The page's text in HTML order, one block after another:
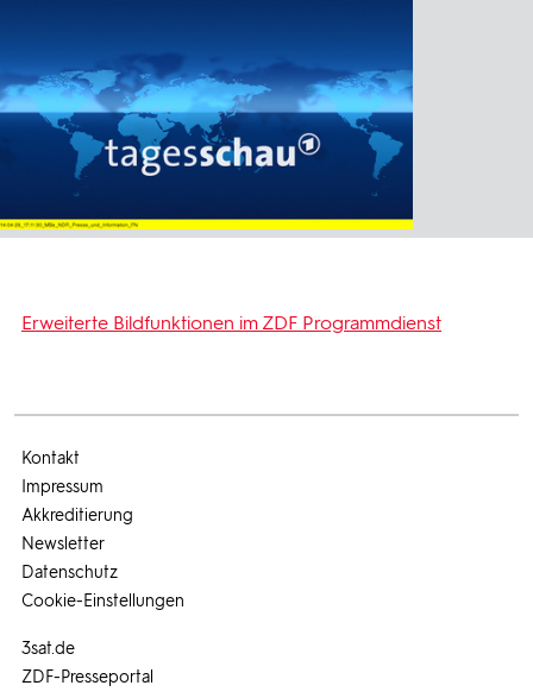
Erweiterte Bildfunktionen im ZDF Programmdienst
3sat.de
ZDF-Presseportal
Kontakt
Impressum
Akkreditierung
Newsletter
Datenschutz
Cookie-Einstellungen